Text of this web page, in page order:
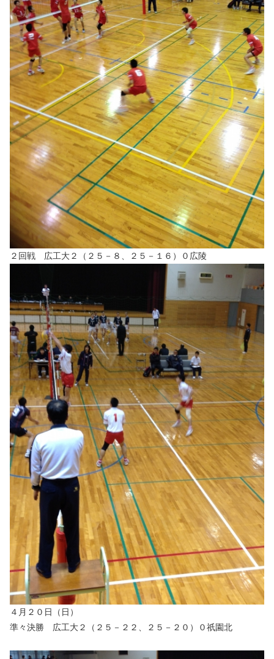
２回戦 広工大２（２５－８、２５－１６）０広陵
４月２０日（日）
準々決勝 広工大２（２５－２２、２５－２０）０祇園北